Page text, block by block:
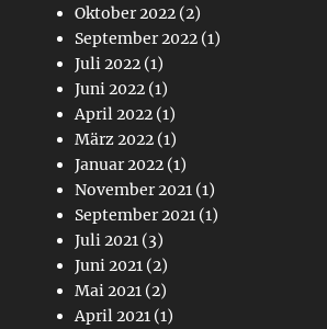
Oktober 2022 (2)
September 2022 (1)
Juli 2022 (1)
Juni 2022 (1)
April 2022 (1)
März 2022 (1)
Januar 2022 (1)
November 2021 (1)
September 2021 (1)
Juli 2021 (3)
Juni 2021 (2)
Mai 2021 (2)
April 2021 (1)